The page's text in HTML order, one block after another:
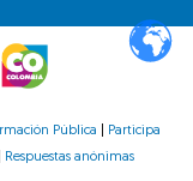
Pública
Participa
Respuestas anónimas